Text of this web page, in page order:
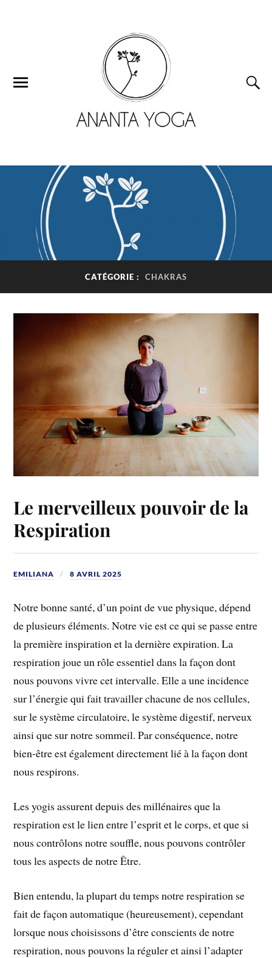
CATÉGORIE : CHAKRAS
Le merveilleux pouvoir de la
Respiration
EMILIANA 8 AVRIL 2025
Notre bonne santé, d’un point de vue physique, dépend
de plusieurs éléments. Notre vie est ce qui se passe entre
la première inspiration et la dernière expiration. La
respiration joue un rôle essentiel dans la façon dont
nous pouvons vivre cet intervalle. Elle a une incidence
sur l’énergie qui fait travailler chacune de nos cellules,
sur le système circulatoire, le système digestif, nerveux
ainsi que sur notre sommeil. Par conséquence, notre
bien-être est également directement lié à la façon dont
nous respirons.
Les yogis assurent depuis des millénaires que la
respiration est le lien entre l’esprit et le corps, et que si
nous contrôlons notre souffle, nous pouvons contrôler
tous les aspects de notre Être.
Bien entendu, la plupart du temps notre respiration se
fait de façon automatique (heureusement), cependant
lorsque nous choisissons d’être conscients de notre
respiration, nous pouvons la réguler et ainsi l’adapter